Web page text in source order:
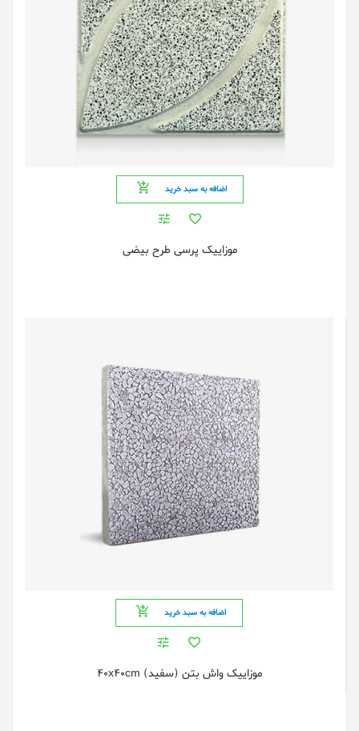
اضافه به سبد خرید
موزاییک پرسی طرح بیضی
اضافه به سبد خرید
موزایيک واش بتن (سفید) 40x40cm